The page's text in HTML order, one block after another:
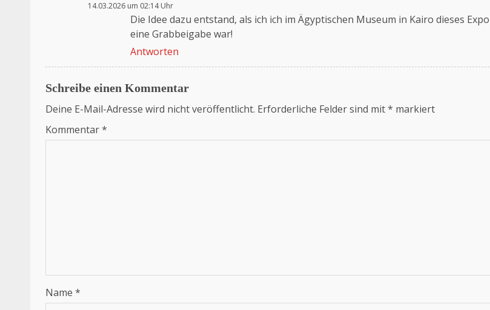
Das „Echte-Person“-Abzeichen!
Anti-Spam von CleanTalk
14.03.2026 um 02:14 Uhr
Die Idee dazu entstand, als ich ich im Ägyptischen Museum in Kairo dieses
eine Grabbeigabe war!
Antworten
Schreibe einen Kommentar
Deine E-Mail-Adresse wird nicht veröffentlicht. Erforderliche Felder sind mit* markiert
Kommentar*
Name *